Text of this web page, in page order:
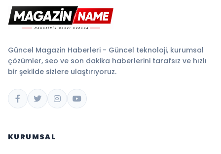
Güncel Magazin Haberleri - Güncel teknoloji, kurumsal
çözümler, seo ve son dakika haberlerini tarafsız ve hızlı
bir şekilde sizlere ulaştırıyoruz.
KURUMSAL